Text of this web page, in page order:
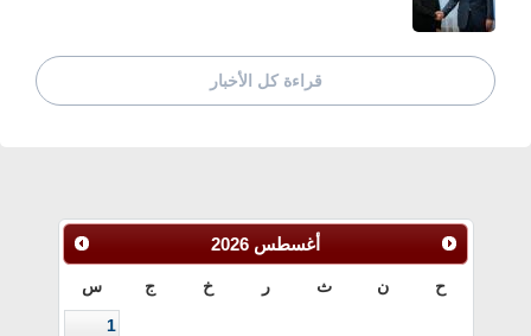
قراءة كل الأخبار
أغسطس 2026
ح ن ث ر خ ج س
1